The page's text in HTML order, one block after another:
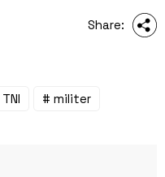
Share:
# militer